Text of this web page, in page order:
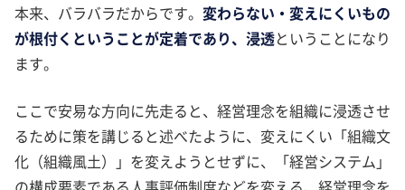
本来、バラバラだからです。 変わらない・変えにくいもの
が根付くということが定着であり、浸透ということになり
ます。
ここで安易な方向に先走ると、経営理念を組織に浸透させ
るために策を講じると述べたように、変えにくい「組織文
化（組織風土）」を変えようとせずに、「経営システム」